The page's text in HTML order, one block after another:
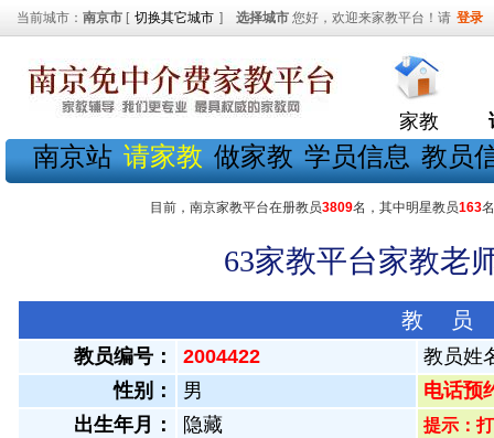
当前城市： 南京市 [ 切换其它城市 ] 选择城市 您好，欢迎来家教平台！请 登录
家教
南京站 请家教 做家教 学员信息 教员
目前，南京家教平台在册教员3809名，其中明星教员163
63家教平台家教老
教 员
教员编号： 2004422
教员姓
性别：
男
电话预
出生年月：
隐藏 提示：